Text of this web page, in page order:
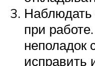
Наблюдать
при
неполадок
исправить